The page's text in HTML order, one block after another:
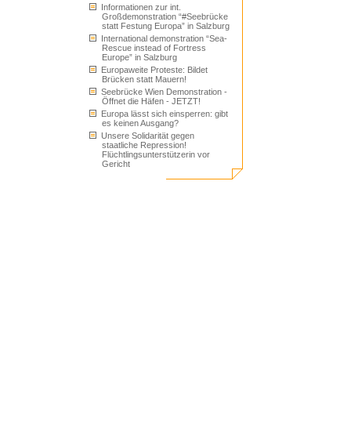
Informationen zur int.
Großdemonstration “#Seebrücke
statt Festung Europa” in Salzburg
International demonstration “Sea-
Rescue instead of Fortress
Europe” in Salzburg
Europaweite Proteste: Bildet
Brücken statt Mauern!
Seebrücke Wien Demonstration -
Öffnet die Häfen - JETZT!
Europa lässt sich einsperren: gibt
es keinen Ausgang?
Unsere Solidarität gegen
staatliche Repression!
Flüchtlingsunterstützerin vor
Gericht